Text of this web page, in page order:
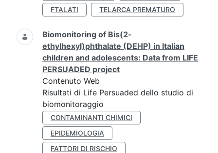
FTALATI
TELARCA PREMATURO
Biomonitoring of Bis(2-
ethylhexyl)phthalate (DEHP) in Italian
children and adolescents: Data from LIFE
PERSUADED project
Contenuto Web
Risultati di Life Persuaded dello studio di
biomonitoraggio
CONTAMINANTI CHIMICI
EPIDEMIOLOGIA
FATTORI DI RISCHIO